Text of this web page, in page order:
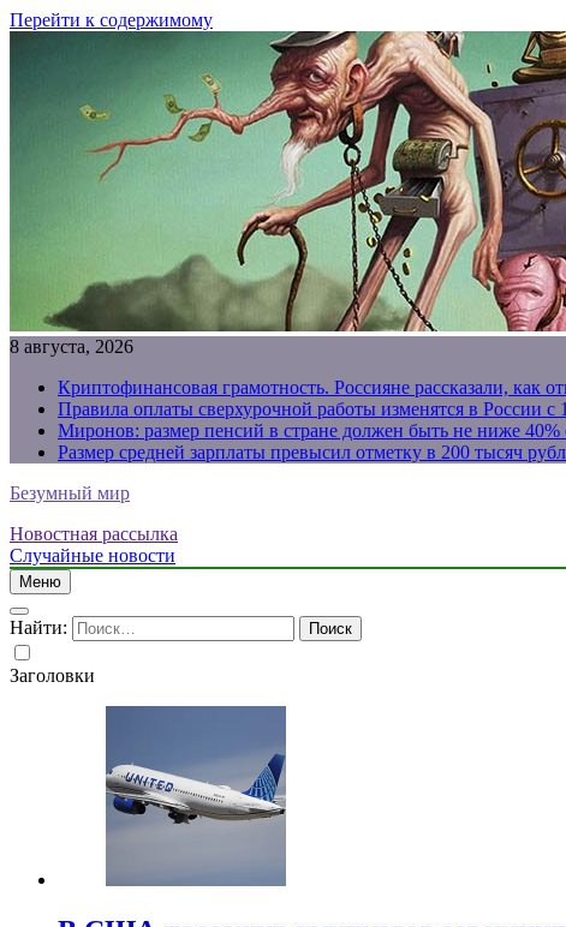
Перейти к содержимому
8 августа, 2026
Криптофинансовая грамотность. Россияне рассказали, как
Правила оплаты сверхурочной работы изменятся в России с
Миронов: размер пенсий в стране должен быть не ниже 40%
Размер средней зарплаты превысил отметку в 200 тысяч
Безумный мир
Новостная рассылка
Случайные новости
Меню
Найти:
Заголовки